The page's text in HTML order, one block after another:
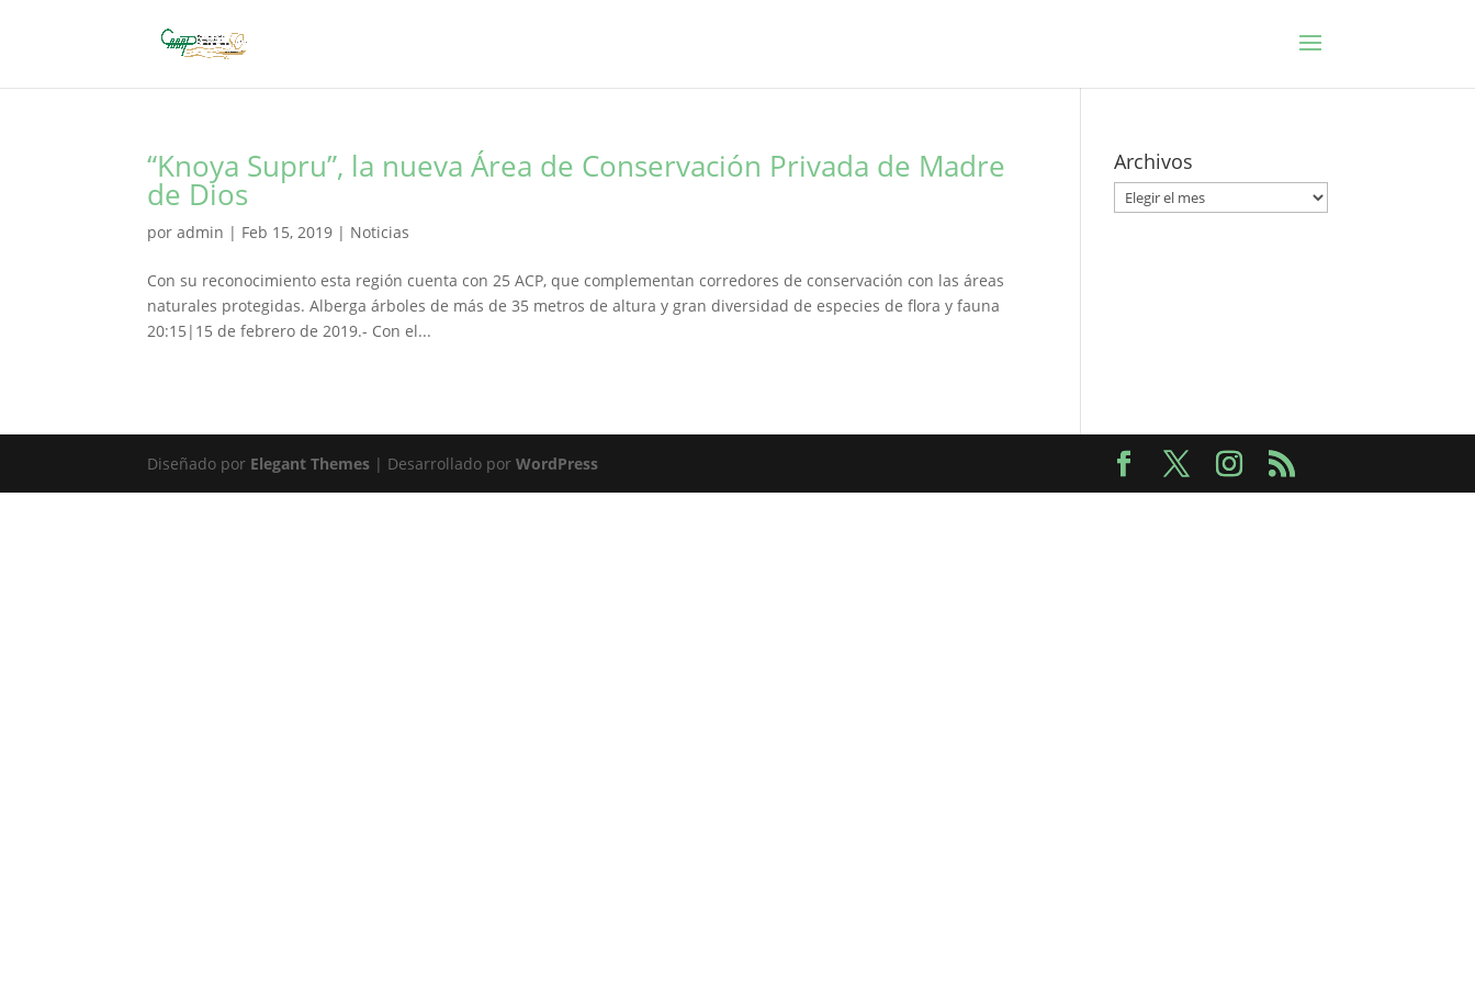
“Knoya Supru”, la nueva Área de Conservación Privada de Madre
de Dios
poradmin | Feb 15, 2019 | Noticias
Con su reconocimiento esta región cuenta con 25 ACP, que complementan corredores de conservación con las áreas
naturales protegidas. Alberga árboles de más de 35 metros de altura y gran diversidad de especies de flora y fauna
20:15|15 de febrero de 2019.- Con el...
Archivos
Archivos
Diseñado por Elegant Themes | Desarrollado porWordPress